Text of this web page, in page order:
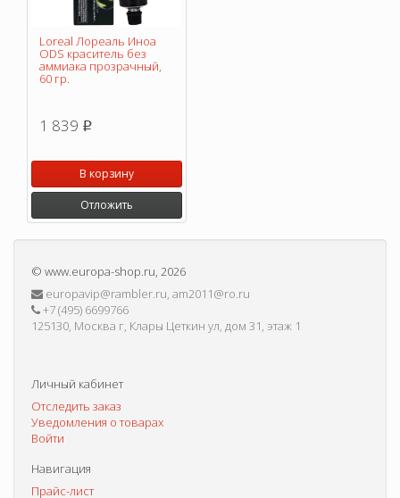
Loreal Лореаль Иноа
ODS краситель без
аммиака прозрачный,
60 гр.
1 839 p
В корзину
Отложить
© www.europa-shop.ru, 2026
europavip@rambler.ru, am2011@ro.ru
+7 (495) 6699766
125130, Москва г, Клары Цеткин ул, дом 31, этаж 1
Личный кабинет
Отследить заказ
Уведомления о товарах
Войти
Навигация
Прайс-лист